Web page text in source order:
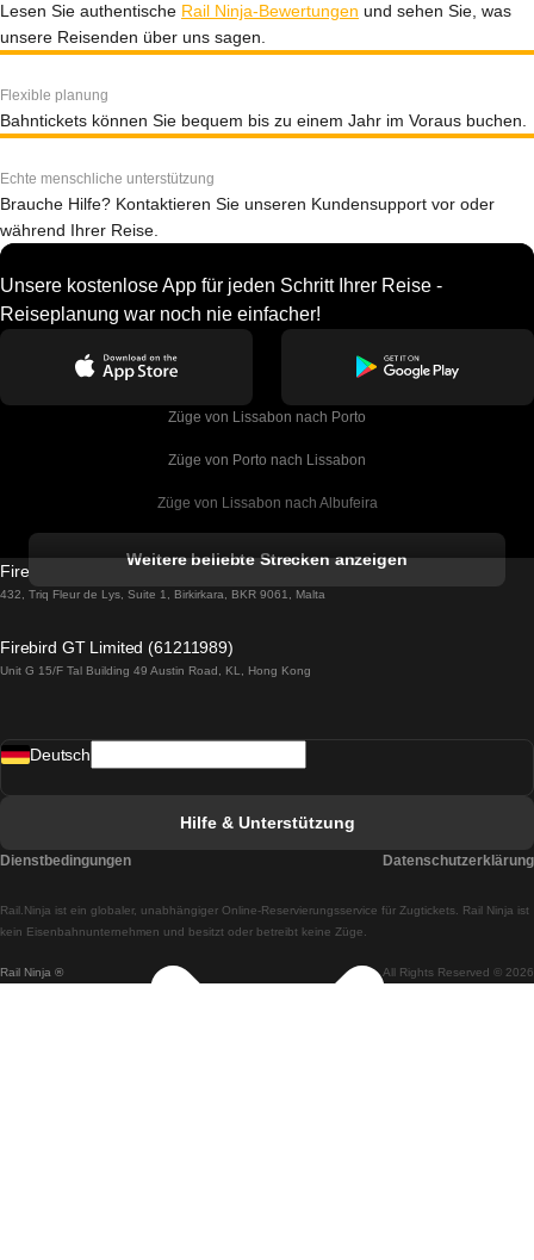
Lesen Sie authentische Rail Ninja-Bewertungen und sehen Sie, was
unsere Reisenden über uns sagen.
Flexible planung
Bahntickets können Sie bequem bis zu einem Jahr im Voraus buchen.
Echte menschliche unterstützung
Brauche Hilfe? Kontaktieren Sie unseren Kundensupport vor oder
während Ihrer Reise.
Unsere kostenlose App für jeden Schritt Ihrer Reise -
Reiseplanung war noch nie einfacher!
Züge von Lissabon nach Porto
Züge von Porto nach Lissabon
Züge von Lissabon nach Albufeira
Züge von Lissabon nach Lagos
Züge von Lissabon nach Madrid
Züge von Lissabon nach Braga
Züge von Braga nach Lissabon
Weitere beliebte Strecken anzeigen
Firebird GT Limited (OC 1451)
432, Triq Fleur de Lys, Suite 1, Birkirkara, BKR 9061, Malta
Firebird GT Limited (61211989)
Unit G 15/F Tal Building 49 Austin Road, KL, Hong Kong
Rail Ninja ® All Rights Reserved © 2026
Rail.Ninja ist ein globaler, unabhängiger Online-Reservierungsservice für Zugtickets. Rail Ninja ist
kein Eisenbahnunternehmen und besitzt oder betreibt keine Züge.
Deutsch
Hilfe & Unterstützung
Dienstbedingungen Datenschutzerklärung